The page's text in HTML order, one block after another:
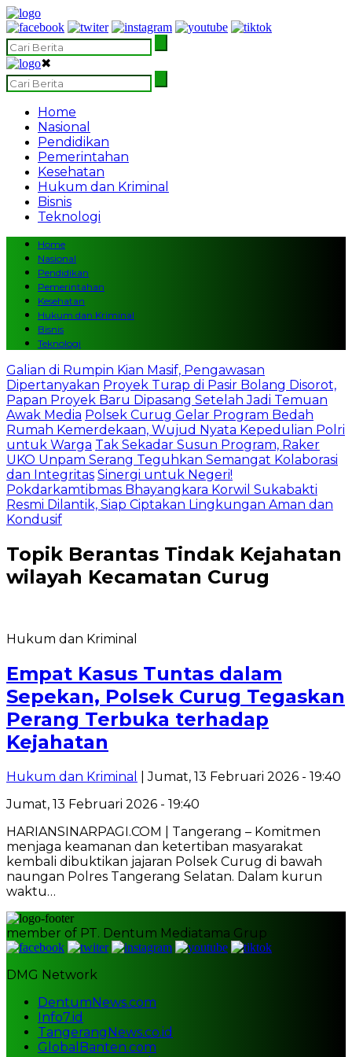
✖
Home
Nasional
Pendidikan
Pemerintahan
Kesehatan
Hukum dan Kriminal
Bisnis
Teknologi
Home
Nasional
Pendidikan
Pemerintahan
Kesehatan
Hukum dan Kriminal
Bisnis
Teknologi
Galian di Rumpin Kian Masif, Pengawasan
Dipertanyakan Proyek Turap di Pasir Bolang Disorot,
Papan Proyek Baru Dipasang Setelah Jadi Temuan
Awak Media Polsek Curug Gelar Program Bedah
Rumah Kemerdekaan, Wujud Nyata Kepedulian Polri
untuk Warga Tak Sekadar Susun Program, Raker
UKO Unpam Serang Teguhkan Semangat Kolaborasi
dan Integritas Sinergi untuk Negeri!
Pokdarkamtibmas Bhayangkara Korwil Sukabakti
Resmi Dilantik, Siap Ciptakan Lingkungan Aman dan
Kondusif
Topik Berantas Tindak Kejahatan
wilayah Kecamatan Curug
Hukum dan Kriminal
Empat Kasus Tuntas dalam
Sepekan, Polsek Curug Tegaskan
Perang Terbuka terhadap
Kejahatan
Hukum dan Kriminal
| Jumat, 13 Februari 2026 - 19:40
Jumat, 13 Februari 2026 - 19:40
HARIANSINARPAGI.COM | Tangerang – Komitmen
menjaga keamanan dan ketertiban masyarakat
kembali dibuktikan jajaran Polsek Curug di bawah
naungan Polres Tangerang Selatan. Dalam kurun
waktu…
member of PT. Dentum Mediatama Grup
DMG Network
DentumNews.com
Info7.id
TangerangNews.co.id
GlobalBanten.com